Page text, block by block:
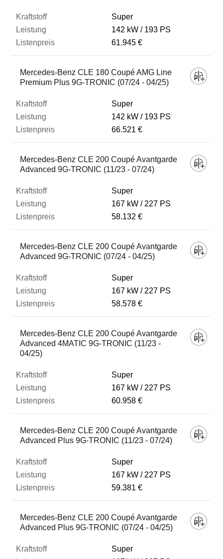
Super
142 kW
193 PS
61.945 €
Mercedes-Benz CLE 180 Coupé AMG Line
Premium Plus 9G-TRONIC (07/24 - 04/25)
Super
142 kW
193 PS
66.521 €
Mercedes-Benz CLE 200 Coupé Avantgarde
Advanced 9G-TRONIC (11/23 - 07/24)
Super
167 kW
227 PS
58.132 €
Mercedes-Benz CLE 200 Coupé Avantgarde
Advanced 9G-TRONIC (07/24 - 04/25)
Super
167 kW
227 PS
58.578 €
Mercedes-Benz CLE 200 Coupé Avantgarde
Advanced 4MATIC 9G-TRONIC (11/23 -
04/25)
Super
167 kW
227 PS
60.958 €
Mercedes-Benz CLE 200 Coupé Avantgarde
Advanced Plus 9G-TRONIC (11/23 - 07/24)
Super
167 kW
227 PS
59.381 €
Mercedes-Benz CLE 200 Coupé Avantgarde
Advanced Plus 9G-TRONIC (07/24 - 04/25)
Super